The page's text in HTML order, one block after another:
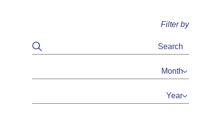
Filter by